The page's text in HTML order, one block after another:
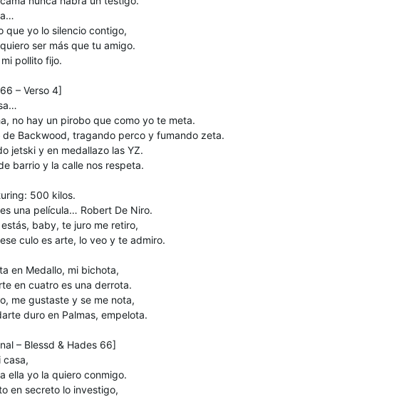
que yo lo silencio contigo,
ser más que tu amigo.
pollito fijo.
– Verso 4]
no hay un pirobo que como yo te meta.
de Backwood, tragando perco y fumando zeta.
jetski y en medallazo las YZ.
barrio y la calle nos respeta.
500 kilos.
una película… Robert De Niro.
baby, te juro me retiro,
culo es arte, lo veo y te admiro.
en Medallo, mi bichota,
en cuatro es una derrota.
me gustaste y se me nota,
duro en Palmas, empelota.
– Blessd & Hades 66]
casa,
ella yo la quiero conmigo.
en secreto lo investigo,